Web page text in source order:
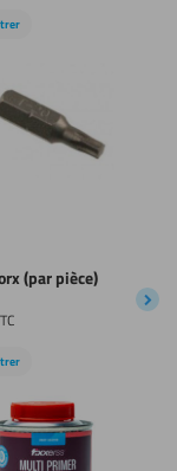
(par pièce)